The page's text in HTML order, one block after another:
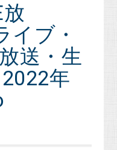
イブ・
送・生
年